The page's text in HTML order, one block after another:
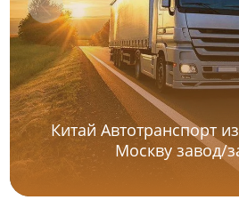
Китай Автотранспорт
Москву завод/